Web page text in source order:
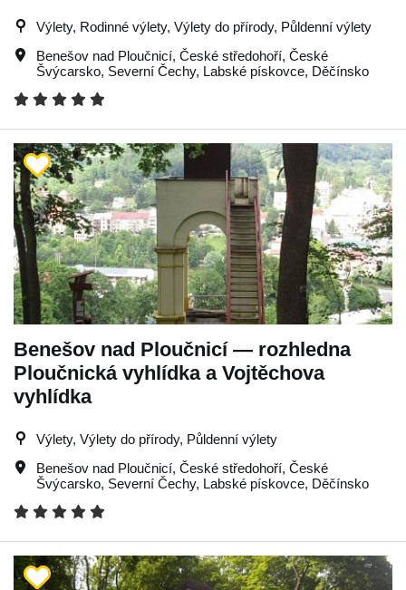
Výlety, Rodinné výlety, Výlety do přírody, Půldenní výlety
Benešov nad Ploučnicí, České středohoří, České
Švýcarsko, Severní Čechy, Labské pískovce, Děčínsko
Benešov nad Ploučnicí — rozhledna
Ploučnická vyhlídka a Vojtěchova
vyhlídka
Výlety, Výlety do přírody, Půldenní výlety
Benešov nad Ploučnicí, České středohoří, České
Švýcarsko, Severní Čechy, Labské pískovce, Děčínsko